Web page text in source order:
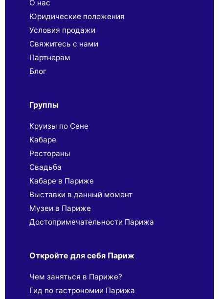
О нас
Юридические положения
Условия продажи
Свяжитесь с нами
Партнерaм
Блог
Группы
Круизы по Сене
Кабаре
Рестораны
Свадьба
Кабаре в Париже
Выставки в данный момент
Музеи в Париже
Достопримечательности Парижа
Откройте для себя Париж
Чем заняться в Париже?
Гид по гастрономии Парижа